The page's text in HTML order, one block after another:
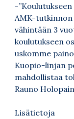
-
AMK-
vähintään 3
koulutukseen
uskomme
Kuopio-linjan
mahdollistaa
Rauno
Lisätietoja